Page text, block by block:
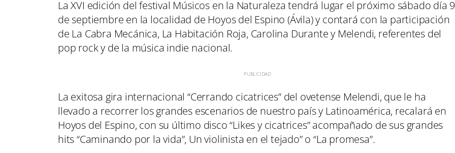
La XVI edición del festival Músicos en la Naturaleza tendrá lugar el próximo sábado día 9
de septiembre en la localidad de Hoyos del Espino (Ávila) y contará con la participación
de La Cabra Mecánica, La Habitación Roja, Carolina Durante y Melendi, referentes del
pop rock y de la música indie nacional.
La exitosa gira internacional “Cerrando cicatrices” del ovetense Melendi, que le ha
llevado a recorrer los grandes escenarios de nuestro país y Latinoamérica, recalará en
Hoyos del Espino, con su último disco “Likes y cicatrices” acompañado de sus grandes
hits “Caminando por la vida”, Un violinista en el tejado” o “La promesa”.